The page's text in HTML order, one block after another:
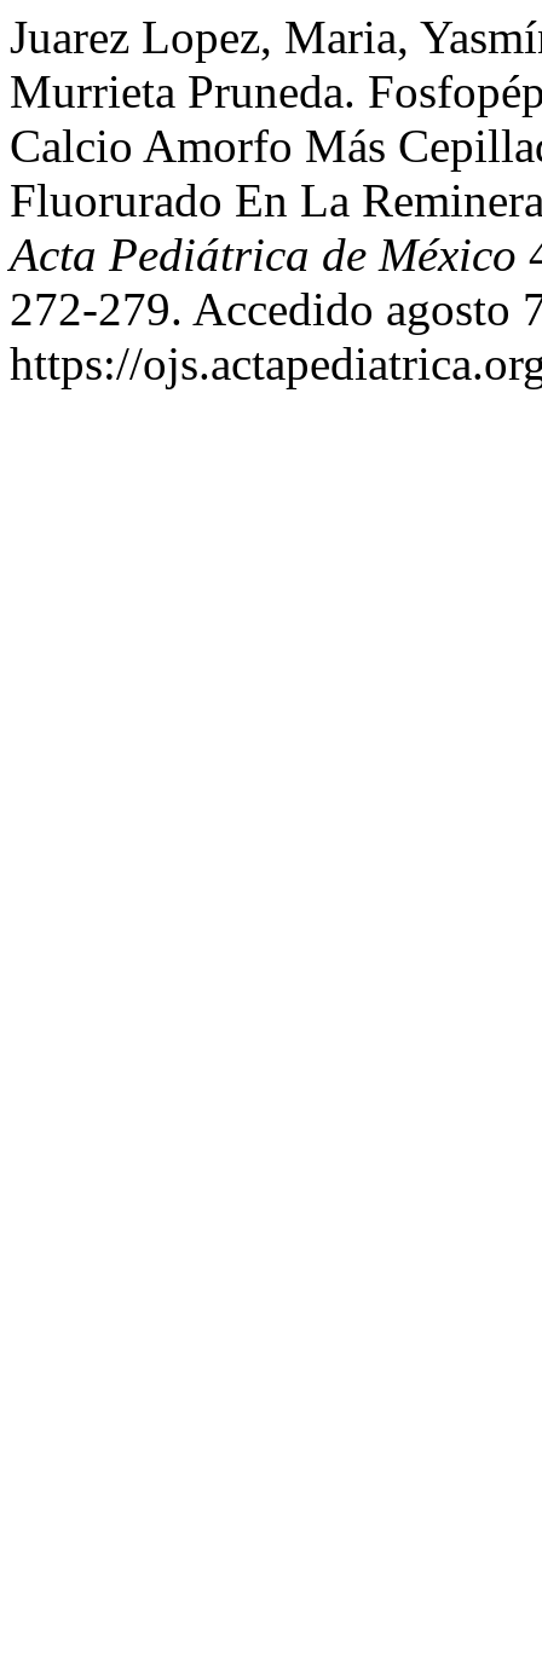
Juarez Lopez, Maria,
Murrieta Pruneda.
Calcio Amorfo Más
Fluorurado En La
Acta Pediátrica de México
272-279. Accedido agosto
https://